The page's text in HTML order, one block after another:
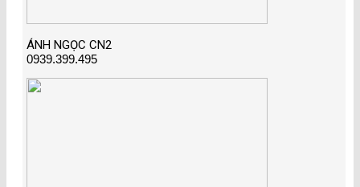
ÁNH NGỌC CN2
0939.399.495